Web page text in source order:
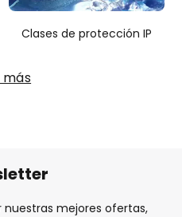
Clases de protección IP
más
mejores ofertas,